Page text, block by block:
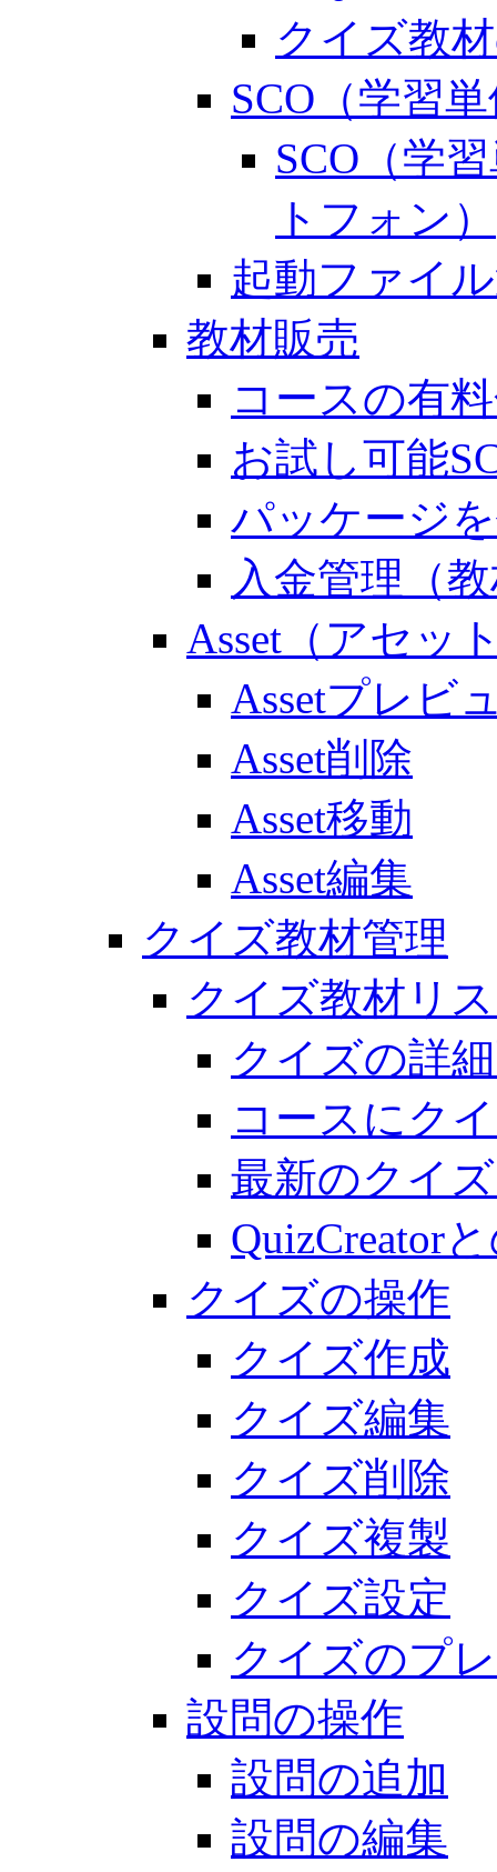
クイズ教
SCO（学習
SCO（学
トフォン）
起動ファイ
教材販売
コースの有
お試し可能
パッケージ
入金管理（
Asset（アセッ
Assetプレビ
Asset削除
Asset移動
Asset編集
クイズ教材管理
クイズ教材リ
クイズの詳
コースにク
最新のクイ
QuizCreator
クイズの操作
クイズ作成
クイズ編集
クイズ削除
クイズ複製
クイズ設定
クイズのプ
設問の操作
設問の追加
設問の編集